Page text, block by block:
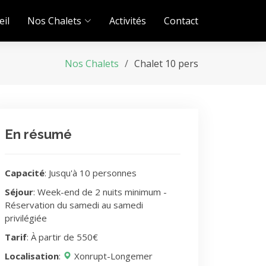
Nos Chalets Activités Contact
Nos Chalets Chalet 10 pers
En résumé
Capacité: Jusqu'à 10 personnes
Séjour: Week-end de 2 nuits minimum -
Réservation du samedi au samedi
privilégiée
Tarif: À partir de 550€
Localisation: Xonrupt-Longemer